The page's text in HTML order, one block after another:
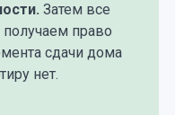
Затем все
право
сдачи дома
нет.